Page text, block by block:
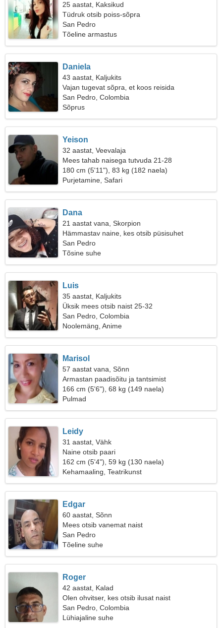
25 aastat, Kaksikud
Tüdruk otsib poiss-sõpra
San Pedro
Tõeline armastus
Daniela
43 aastat, Kaljukits
Vajan tugevat sõpra, et koos reisida
San Pedro, Colombia
Sõprus
Yeison
32 aastat, Veevalaja
Mees tahab naisega tutvuda 21-28
180 cm (5'11"), 83 kg (182 naela)
Purjetamine, Safari
Dana
21 aastat vana, Skorpion
Hämmastav naine, kes otsib püsisuhet
San Pedro
Tõsine suhe
Luis
35 aastat, Kaljukits
Üksik mees otsib naist 25-32
San Pedro, Colombia
Noolemäng, Anime
Marisol
57 aastat vana, Sõnn
Armastan paadisõitu ja tantsimist
166 cm (5'6"), 68 kg (149 naela)
Pulmad
Leidy
31 aastat, Vähk
Naine otsib paari
162 cm (5'4"), 59 kg (130 naela)
Kehamaaling, Teatrikunst
Edgar
60 aastat, Sõnn
Mees otsib vanemat naist
San Pedro
Tõeline suhe
Roger
42 aastat, Kalad
Olen ohvitser, kes otsib ilusat naist
San Pedro, Colombia
Lühiajaline suhe